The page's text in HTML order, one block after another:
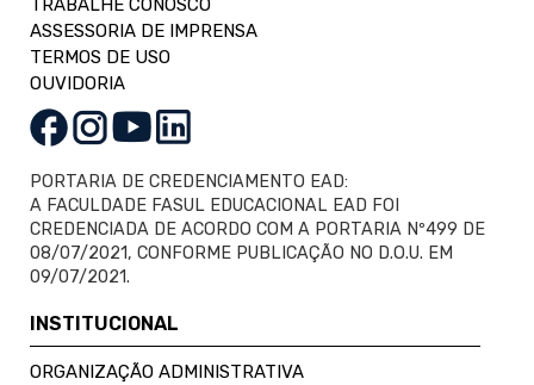
TRABALHE CONOSCO
ASSESSORIA DE IMPRENSA
TERMOS DE USO
OUVIDORIA
PORTARIA DE CREDENCIAMENTO EAD:
A FACULDADE FASUL EDUCACIONAL EAD FOI
CREDENCIADA DE ACORDO COM A PORTARIA Nº499 DE
08/07/2021, CONFORME PUBLICAÇÃO NO D.O.U. EM
09/07/2021.
INSTITUCIONAL
ORGANIZAÇÃO ADMINISTRATIVA